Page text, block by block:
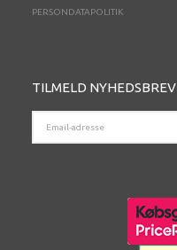
PERSONDATAPOLITIK
TILMELD NYHEDSBREV
ADRESSE